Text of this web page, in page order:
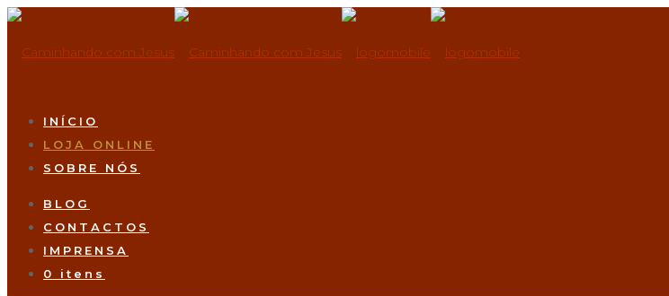
INÍCIO
LOJA ONLINE
SOBRE NÓS
BLOG
CONTACTOS
IMPRENSA
0 itens